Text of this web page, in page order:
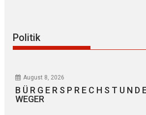
Politik
August 8, 2026
B Ü R G E R S P R E C H S T U N
WEGER